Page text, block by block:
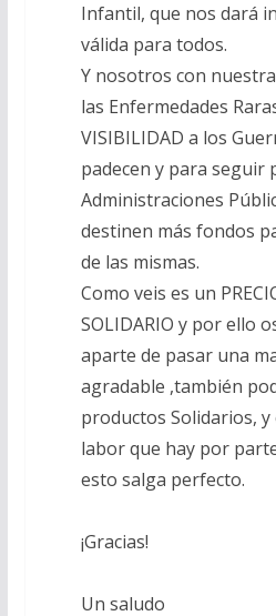
Infantil, que nos dará
válida para todos.
Y nosotros con
las Enfermedades
VISIBILIDAD a los
padecen y para seguir
Administraciones
destinen más fondos
de las mismas.
Como veis es un
SOLIDARIO y por ello
aparte de pasar una
agradable ,también
productos Solidarios,
labor que hay por
esto salga perfecto.
¡Gracias!
Un saludo